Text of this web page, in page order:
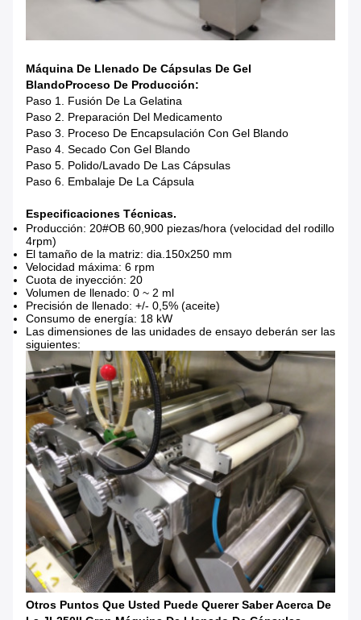
Máquina De Llenado De Cápsulas De Gel
BlandoProceso De Producción:
Paso 1. Fusión De La Gelatina
Paso 2. Preparación Del Medicamento
Paso 3. Proceso De Encapsulación Con Gel Blando
Paso 4. Secado Con Gel Blando
Paso 5. Polido/lavado De Las Cápsulas
Paso 6. Embalaje De La Cápsula
Especificaciones Técnicas.
Producción: 20#OB 60,900 piezas/hora (velocidad del rodillo
4rpm)
El tamaño de la matriz: dia.150x250 mm
Velocidad máxima: 6 rpm
Cuota de inyección: 20
Volumen de llenado: 0 ~ 2 ml
Precisión de llenado: +/- 0,5% (aceite)
Consumo de energía: 18 kW
Las dimensiones de las unidades de ensayo deberán ser las
siguientes:
Otros Puntos Que Usted Puede Querer Saber Acerca De